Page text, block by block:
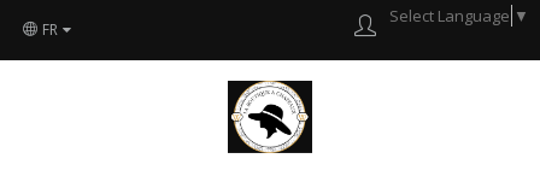
FR
Select Language ▼